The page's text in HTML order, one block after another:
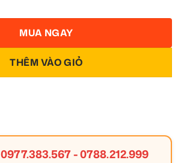
THÊM VÀO GIỎ
MUA NGAY
0977.383.567-0788.212.999